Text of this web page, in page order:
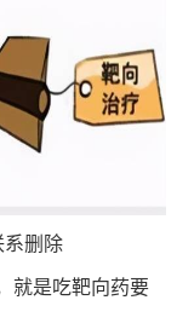
删除
是吃靶向药要